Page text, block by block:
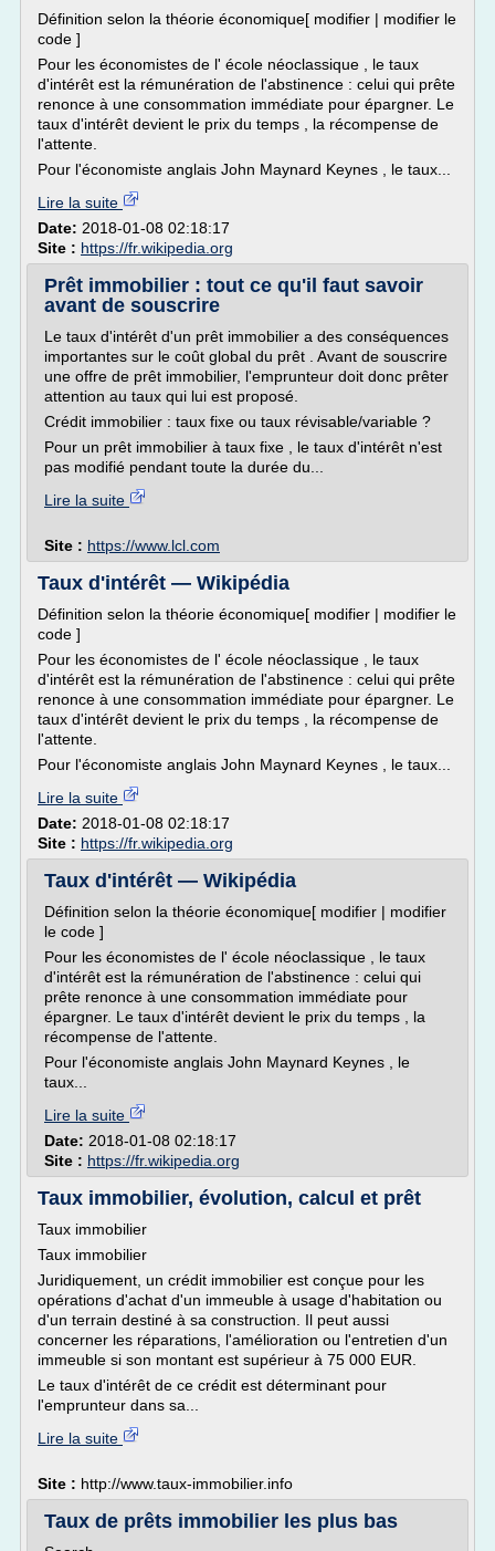
Définition selon la théorie économique[ modifier | modifier le
code ]
Pour les économistes de l' école néoclassique , le taux
d'intérêt est la rémunération de l'abstinence : celui qui prête
renonce à une consommation immédiate pour épargner. Le
taux d'intérêt devient le prix du temps , la récompense de
l'attente.
Pour l'économiste anglais John Maynard Keynes , le taux...
Lire la suite
Date: 2018-01-08 02:18:17
Site : https://fr.wikipedia.org
Prêt immobilier : tout ce qu'il faut savoir
avant de souscrire
Le taux d'intérêt d'un prêt immobilier a des conséquences
importantes sur le coût global du prêt . Avant de souscrire
une offre de prêt immobilier, l'emprunteur doit donc prêter
attention au taux qui lui est proposé.
Crédit immobilier : taux fixe ou taux révisable/variable ?
Pour un prêt immobilier à taux fixe , le taux d'intérêt n'est
pas modifié pendant toute la durée du...
Lire la suite
Site : https://www.lcl.com
Taux d'intérêt — Wikipédia
Définition selon la théorie économique[ modifier | modifier le
code ]
Pour les économistes de l' école néoclassique , le taux
d'intérêt est la rémunération de l'abstinence : celui qui prête
renonce à une consommation immédiate pour épargner. Le
taux d'intérêt devient le prix du temps , la récompense de
l'attente.
Pour l'économiste anglais John Maynard Keynes , le taux...
Lire la suite
Date: 2018-01-08 02:18:17
Site : https://fr.wikipedia.org
Taux d'intérêt — Wikipédia
Définition selon la théorie économique[ modifier | modifier
le code ]
Pour les économistes de l' école néoclassique , le taux
d'intérêt est la rémunération de l'abstinence : celui qui
prête renonce à une consommation immédiate pour
épargner. Le taux d'intérêt devient le prix du temps , la
récompense de l'attente.
Pour l'économiste anglais John Maynard Keynes , le
taux...
Lire la suite
Date: 2018-01-08 02:18:17
Site : https://fr.wikipedia.org
Taux immobilier, évolution, calcul et prêt
Taux immobilier
Taux immobilier
Juridiquement, un crédit immobilier est conçue pour les
opérations d'achat d'un immeuble à usage d'habitation ou
d'un terrain destiné à sa construction. Il peut aussi
concerner les réparations, l'amélioration ou l'entretien d'un
immeuble si son montant est supérieur à 75 000 EUR.
Le taux d'intérêt de ce crédit est déterminant pour
l'emprunteur dans sa...
Lire la suite
Site : http://www.taux-immobilier.info
Taux de prêts immobilier les plus bas